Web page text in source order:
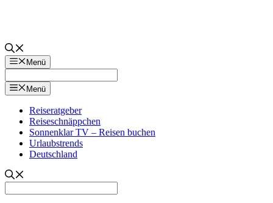
Menü
Menü
Reiseratgeber
Reiseschnäppchen
Sonnenklar TV – Reisen buchen
Urlaubstrends
Deutschland